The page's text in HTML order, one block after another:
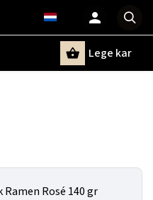
Lege kar
Rosé 140 gr